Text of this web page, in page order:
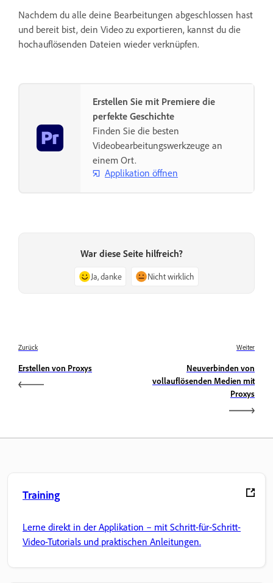
Nachdem du alle deine Bearbeitungen abgeschlossen hast
und bereit bist, dein Video zu exportieren, kannst du die
hochauflösenden Dateien wieder verknüpfen.
Erstellen Sie mit Premiere die
perfekte Geschichte
Finden Sie die besten
Videobearbeitungswerkzeuge an
einem Ort.
Applikation öffnen
War diese Seite hilfreich?
Ja, danke Nicht wirklich
Zurück
Erstellen von Proxys
Weiter
Neuverbinden von
vollauflösenden Medien mit
Proxys
Training
Lerne direkt in der Applikation – mit Schritt-für-Schritt-
Video-Tutorials und praktischen Anleitungen.